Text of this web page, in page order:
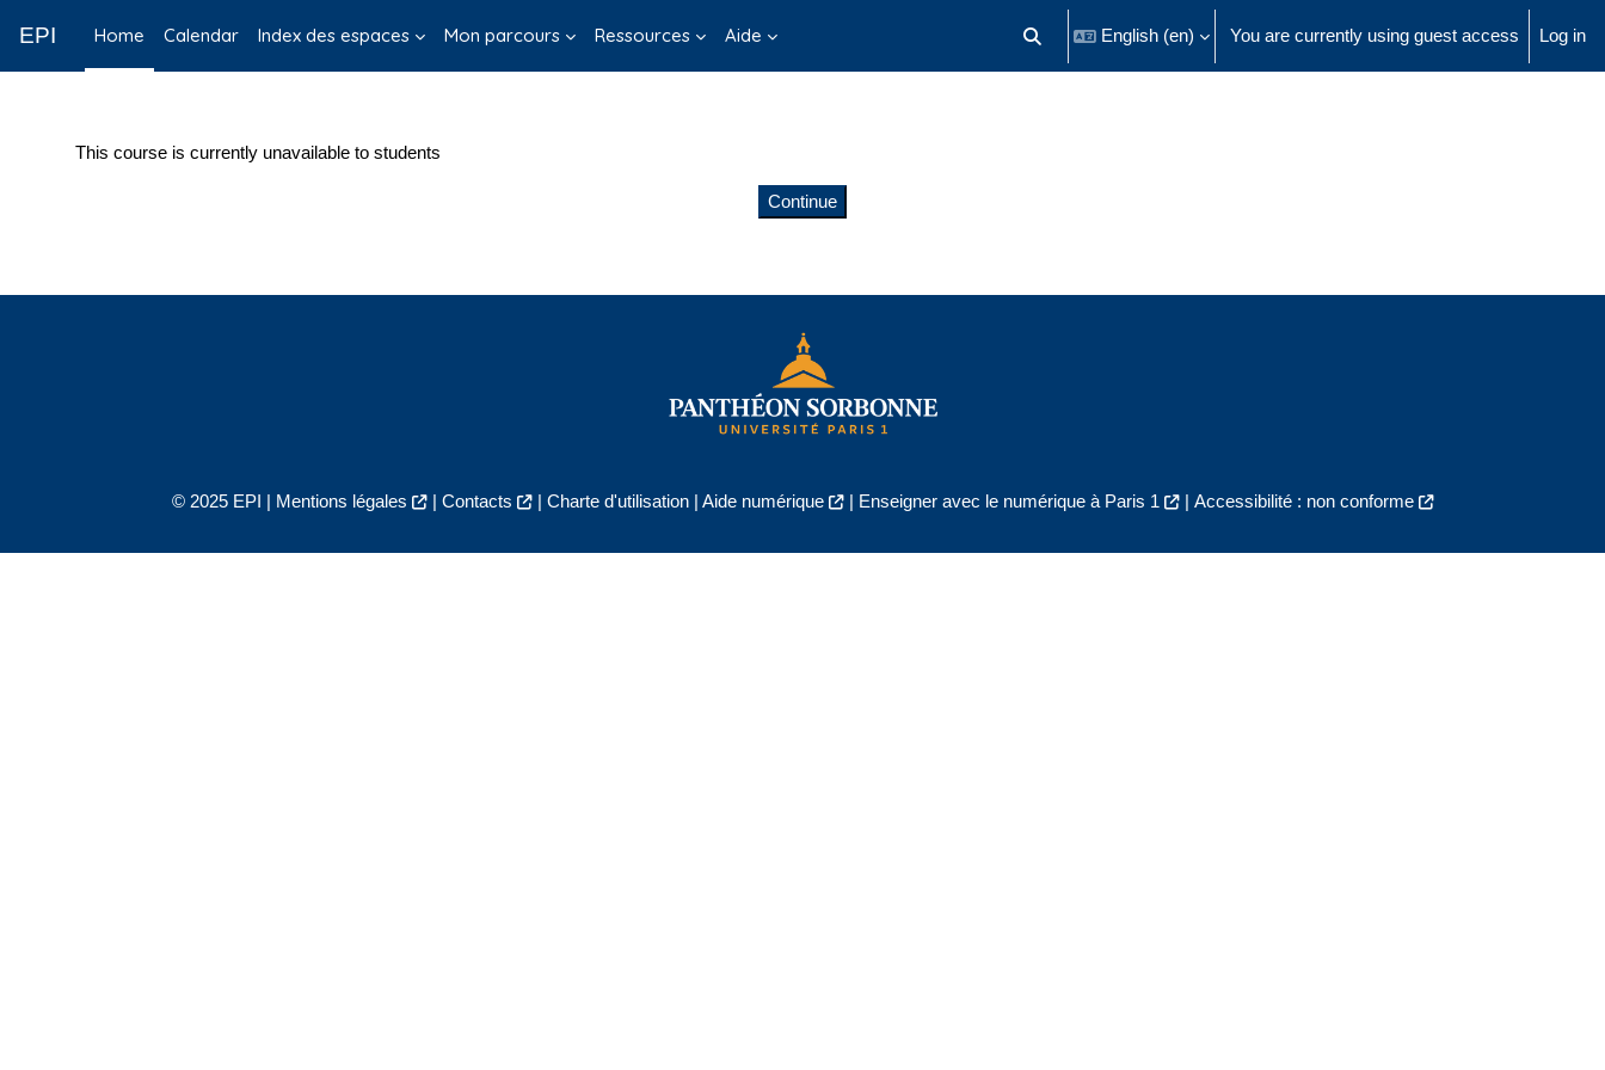
EPI Home Calendar Index des espaces Mon parcours Ressources Aide Toggle search input
English ‎(en)‎ You are currently using guest access Log in
This course is currently unavailable to students
Continue
© 2025 EPI | Mentions légales | Contacts | Charte d'utilisation| Aide numérique | Enseigner avec le numérique à Paris 1 | Accessibilité : non conforme